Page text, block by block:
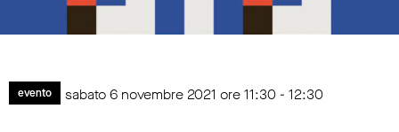
evento sabato 6 novembre 2021 ore 11:30 - 12:30